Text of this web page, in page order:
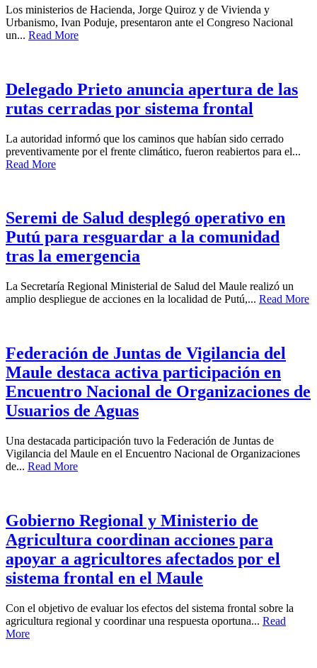
Los ministerios de Hacienda, Jorge Quiroz y de Vivienda y
Urbanismo, Ivan Poduje, presentaron ante el Congreso Nacional
un... Read More
Delegado Prieto anuncia apertura de las
rutas cerradas por sistema frontal
La autoridad informó que los caminos que habían sido cerrado
preventivamente por el frente climático, fueron reabiertos para el...
Read More
Seremi de Salud desplegó operativo en
Putú para resguardar a la comunidad
tras la emergencia
La Secretaría Regional Ministerial de Salud del Maule realizó un
amplio despliegue de acciones en la localidad de Putú,... Read More
Federación de Juntas de Vigilancia del
Maule destaca activa participación en
Encuentro Nacional de Organizaciones de
Usuarios de Aguas
Una destacada participación tuvo la Federación de Juntas de
Vigilancia del Maule en el Encuentro Nacional de Organizaciones
de... Read More
Gobierno Regional y Ministerio de
Agricultura coordinan acciones para
apoyar a agricultores afectados por el
sistema frontal en el Maule
Con el objetivo de evaluar los efectos del sistema frontal sobre la
agricultura regional y coordinar una respuesta oportuna... Read
More